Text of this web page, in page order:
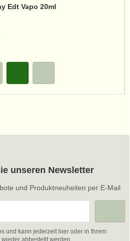
Edt Vapo 20ml
unseren Newsletter
und Produktneuheiten per E-Mail
und kann jederzeit hier oder in Ihrem
wieder abbestellt werden.